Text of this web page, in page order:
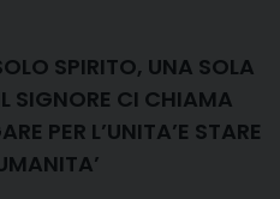
SPIRITO, UNA SOLA
SIGNORE CI CHIAMA
PER L’UNITA’E STARE